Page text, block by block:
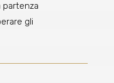
partenza
gli